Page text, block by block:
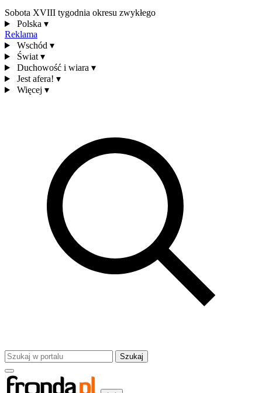
Sobota XVIII tygodnia okresu zwykłego
Polska ▾
Reklama
Wschód ▾
Świat ▾
Duchowość i wiara ▾
Jest afera! ▾
Więcej ▾
Szukaj